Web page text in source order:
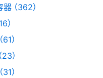
（362）
）
）
）
）